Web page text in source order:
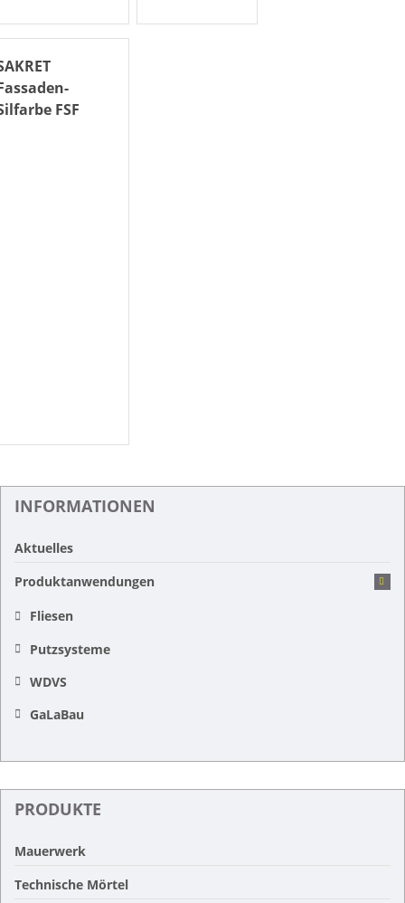
FSF
INFORMATIONEN
Aktuelles
Produktanwendungen
Fliesen
Putzsysteme
WDVS
GaLaBau
PRODUKTE
Mauerwerk
Technische Mörtel